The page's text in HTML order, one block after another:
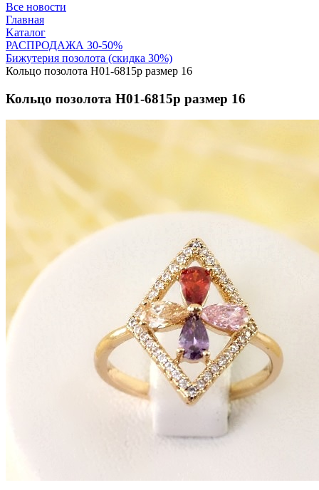
Все новости
Главная
Kаталог
РАСПРОДАЖА 30-50%
Бижутерия позолота (скидка 30%)
Кольцо позолота Н01-6815р размер 16
Кольцо позолота Н01-6815р размер 16